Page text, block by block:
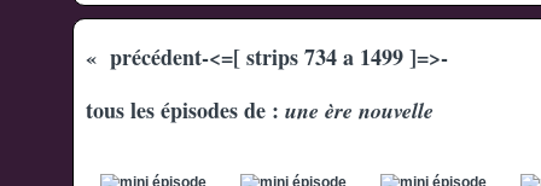
« précédent-<=[ strips 734 a 1499 ]=>-
tous les épisodes de : une ère nouvelle